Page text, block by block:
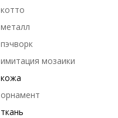
котто
металл
пэчворк
имитация мозаики
кожа
орнамент
ткань